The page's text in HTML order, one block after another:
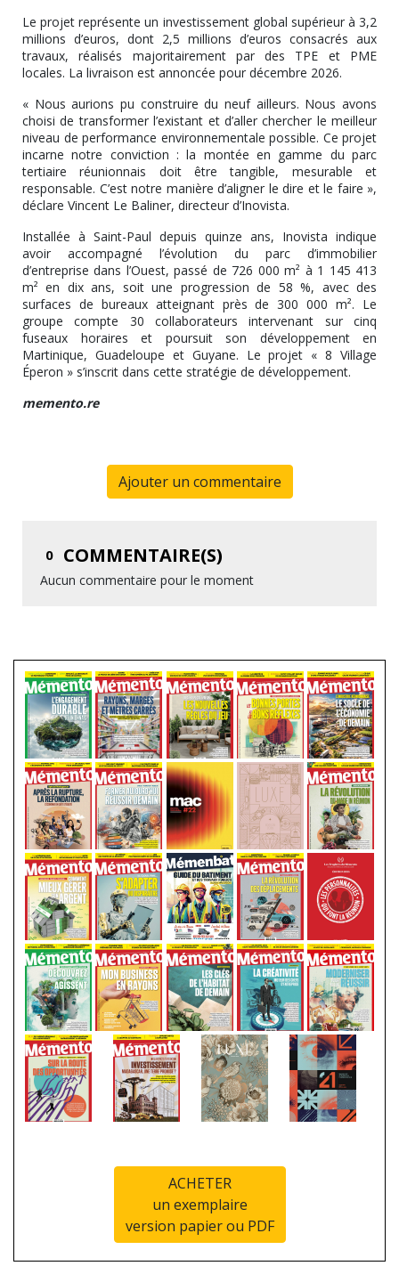
Le projet représente un investissement global supérieur à 3,2
millions d’euros, dont 2,5 millions d’euros consacrés aux
travaux, réalisés majoritairement par des TPE et PME
locales. La livraison est annoncée pour décembre 2026.
« Nous aurions pu construire du neuf ailleurs. Nous avons
choisi de transformer l’existant et d’aller chercher le meilleur
niveau de performance environnementale possible. Ce projet
incarne notre conviction : la montée en gamme du parc
tertiaire réunionnais doit être tangible, mesurable et
responsable. C’est notre manière d’aligner le dire et le faire »,
déclare Vincent Le Baliner, directeur d’Inovista.
Installée à Saint-Paul depuis quinze ans, Inovista indique
avoir accompagné l’évolution du parc d’immobilier
d’entreprise dans l’Ouest, passé de 726 000 m² à 1 145 413
m² en dix ans, soit une progression de 58 %, avec des
surfaces de bureaux atteignant près de 300 000 m². Le
groupe compte 30 collaborateurs intervenant sur cinq
fuseaux horaires et poursuit son développement en
Martinique, Guadeloupe et Guyane. Le projet « 8 Village
Éperon » s’inscrit dans cette stratégie de développement.
memento.re
Ajouter un commentaire
0 COMMENTAIRE(S)
Aucun commentaire pour le moment
ACHETER
un exemplaire
version papier ou PDF